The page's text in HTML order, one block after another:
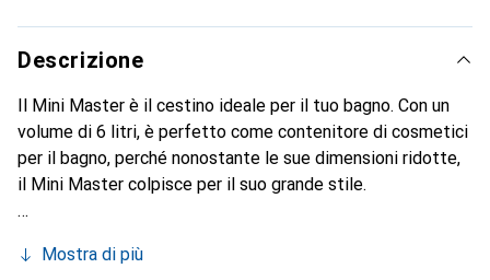
Descrizione
Il Mini Master è il cestino ideale per il tuo bagno. Con un
volume di 6 litri, è perfetto come contenitore di cosmetici
per il bagno, perché nonostante le sue dimensioni ridotte,
il Mini Master colpisce per il suo grande stile.
Mostra di più